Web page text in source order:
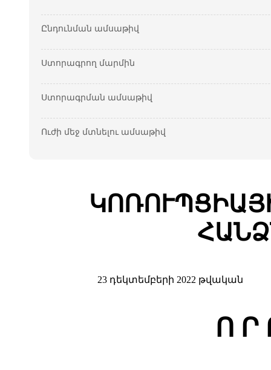
Ընդունման ամսաթիվ
Ստորագրող մարմին
Ստորագրման ամսաթիվ
Ուժի մեջ մտնելու ամսաթիվ
23 դեկտեմբերի 2022 թվական
Ո Ր